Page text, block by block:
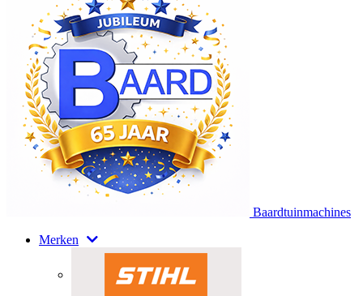
Baardtuinmachines
Merken